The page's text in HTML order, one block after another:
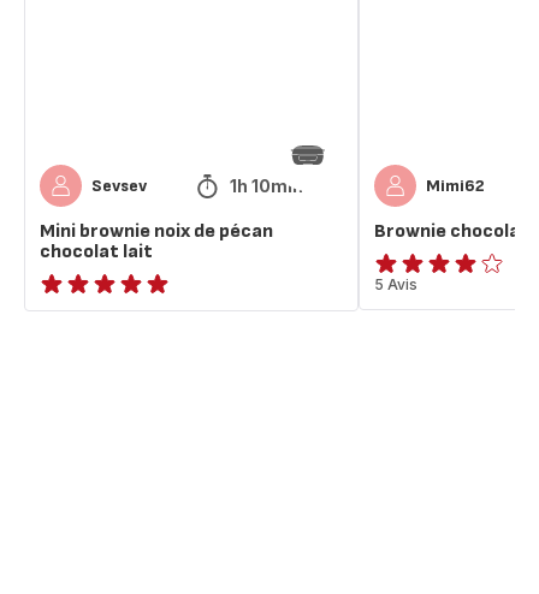
Sevsev 1h 10min
Mini brownie noix de pécan
chocolat lait
ratings.NaN
Mimi62
Brownie chocolat
ratings.4.1
5 Avis